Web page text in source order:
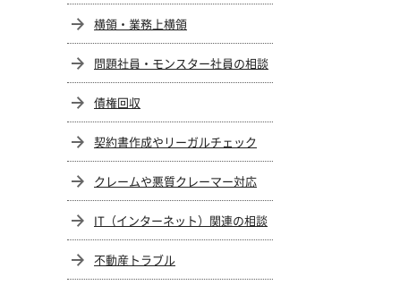
横領・業務上横領
問題社員・モンスター社員の相談
債権回収
契約書作成やリーガルチェック
クレームや悪質クレーマー対応
IT（インターネット）関連の相談
不動産トラブル